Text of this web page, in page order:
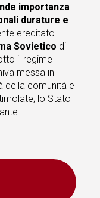
importanza
durature e
ereditato
Sovietico di
il regime
messa in
della comunità e
lo Stato